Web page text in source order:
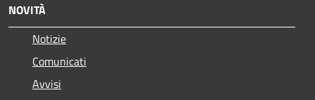
NOVITÀ
Notizie
Comunicati
Avvisi